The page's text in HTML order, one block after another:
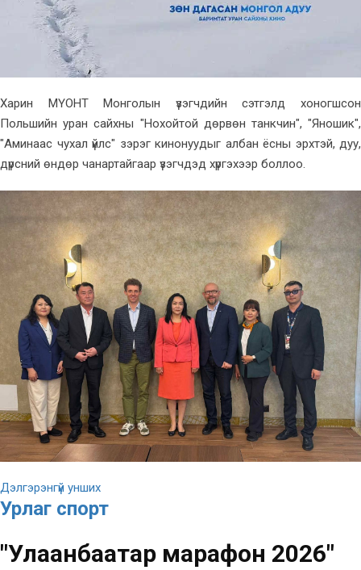
Харин МҮОНТ Монголын үзэгчдийн сэтгэлд хоногшсон
Польшийн уран сайхны "Нохойтой дөрвөн танкчин", "Яношик",
"Аминаас чухал үйлс" зэрэг кинонуудыг албан ёсны эрхтэй, дуу,
дүрсний өндөр чанартайгаар үзэгчдэд хүргэхээр боллоо.
Дэлгэрэнгүй унших
Урлаг спорт
"Улаанбаатар марафон 2026"